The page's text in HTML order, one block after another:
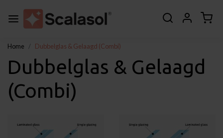
Home Dubbelglas & Gelaagd (Combi)
Dubbelglas & Gelaagd
(Combi)